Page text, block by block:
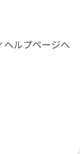
ヘルプページへ